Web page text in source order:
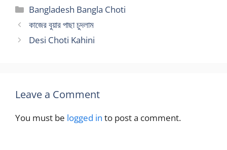
Categories
Bangladesh Bangla Choti
কাজের বুয়ার পাছা চুদলাম
Desi Choti Kahini
Leave a Comment
You must be logged in to post a comment.